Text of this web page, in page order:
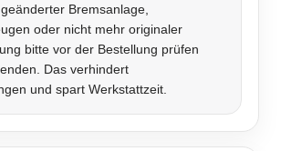
Bremsanlage,
oder nicht mehr originaler
bitte vor der Bestellung prüfen
Das verhindert
und spart Werkstattzeit.